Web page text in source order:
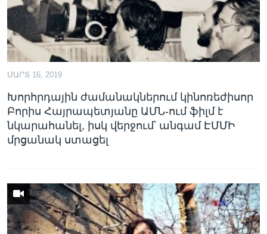
ՄԱՐՏ 16, 2019
Խորհրդային ժամանակներում կինոռեժիսոր
Բորիս Հայրապետյանը ԱՄՆ-ում ֆիլմ է
նկարահանել, իսկ վերջում՝ անգամ ԷՄՄԻ
մրցանակ ստացել